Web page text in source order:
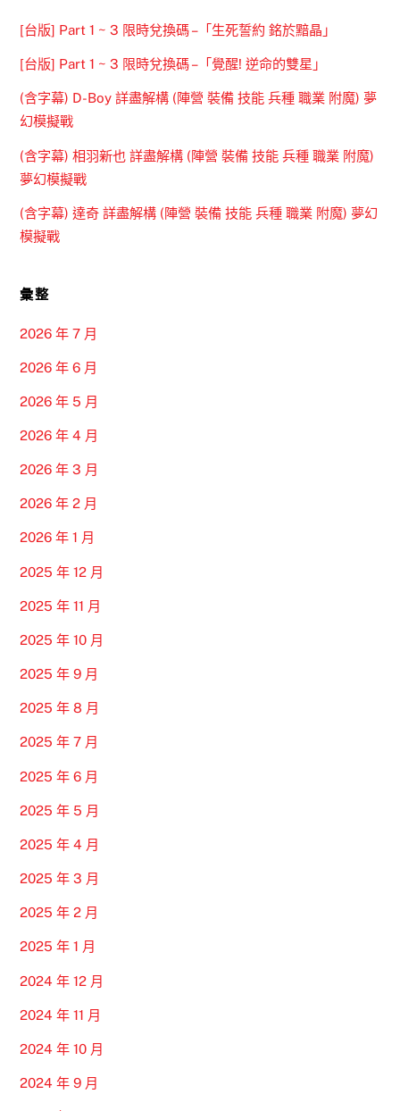
[台版] Part 1 ~ 3 限時兌換碼 –「生死誓約 銘於黯晶」
[台版] Part 1 ~ 3 限時兌換碼 –「覺醒! 逆命的雙星」
(含字幕) D-Boy 詳盡解構 (陣營 裝備 技能 兵種 職業 附魔) 夢
幻模擬戰
(含字幕) 相羽新也 詳盡解構 (陣營 裝備 技能 兵種 職業 附魔)
夢幻模擬戰
(含字幕) 達奇 詳盡解構 (陣營 裝備 技能 兵種 職業 附魔) 夢幻
模擬戰
彙整
2026 年 7 月
2026 年 6 月
2026 年 5 月
2026 年 4 月
2026 年 3 月
2026 年 2 月
2026 年 1 月
2025 年 12 月
2025 年 11 月
2025 年 10 月
2025 年 9 月
2025 年 8 月
2025 年 7 月
2025 年 6 月
2025 年 5 月
2025 年 4 月
2025 年 3 月
2025 年 2 月
2025 年 1 月
2024 年 12 月
2024 年 11 月
2024 年 10 月
2024 年 9 月